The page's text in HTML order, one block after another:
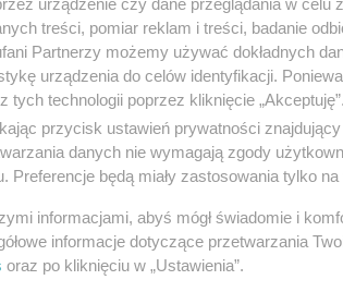
sytuacji nie dochodziło. Co
już z 5 tego rodzaju
Reklama
i wydała instrukcje Straży
znajdowała się także na
Kaczyński.
treści, pomiar reklam i treści, badanie
Partnerzy możemy używać dokładnych
urządzenia do celów identyfikacji.
tych technologii poprzez kliknięcie
przycisk ustawień prywatności
danych nie wymagają zgody
Preferencje będą miały zastosowania tylko na
informacjami, abyś mógł świadomie i
informacje dotyczące przetwarzania
oraz po kliknięciu w „Ustawienia”.